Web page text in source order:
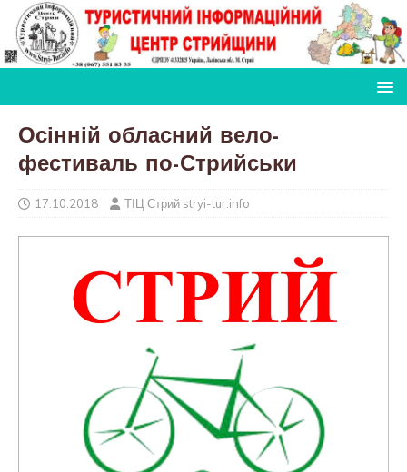
Осінній обласний вело-
фестиваль по-Стрийськи
17.10.2018 ТІЦ Стрий stryi-tur.info